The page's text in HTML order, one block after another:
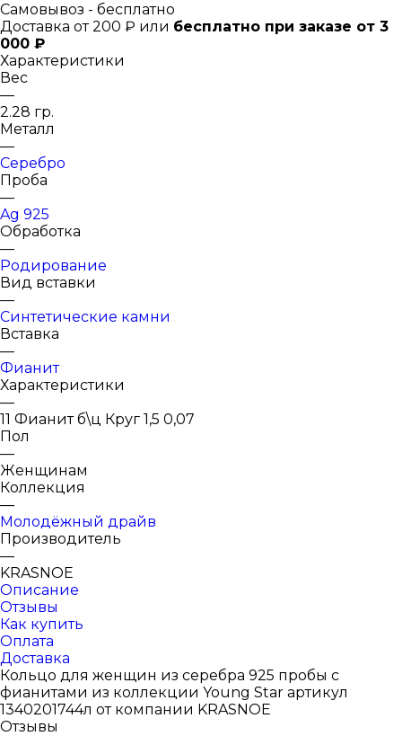
Самовывоз - бесплатно
Доставка от 200 ₽ или бесплатно при заказе от 3
000 ₽
Характеристики
Вес
—
2.28 гр.
Металл
—
Серебро
Проба
—
Ag 925
Обработка
—
Родирование
Вид вставки
—
Синтетические камни
Вставка
—
Фианит
Характеристики
—
11 Фианит б\ц Круг 1,5 0,07
Пол
—
Женщинам
Коллекция
—
Молодёжный драйв
Производитель
—
KRASNOE
Описание
Отзывы
Как купить
Оплата
Доставка
Кольцо для женщин из серебра 925 пробы с
фианитами из коллекции Young Star артикул
1340201744л от компании KRASNOE
Отзывы